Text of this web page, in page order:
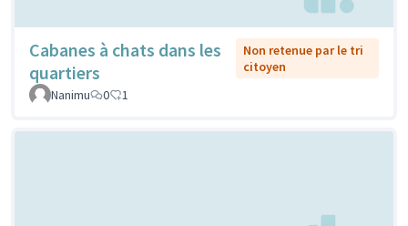
Cabanes à chats dans les
quartiers
Non retenue par le tri
citoyen
Nanimu
0 1